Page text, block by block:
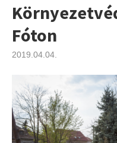
Fóton
2019.04.04.